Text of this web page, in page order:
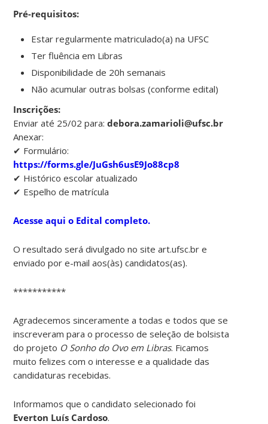
Pré-requisitos:
Estar regularmente matriculado(a) na UFSC
Ter fluência em Libras
Disponibilidade de 20h semanais
Não acumular outras bolsas (conforme edital)
Inscrições:
Enviar até 25/02 para:debora.zamarioli@ufsc.br
Anexar:
✔ Formulário:
https://forms.gle/JuGsh6usE9Jo88cp8
✔ Histórico escolar atualizado
✔ Espelho de matrícula
Acesse aqui o Edital completo.
O resultado será divulgado no site art.ufsc.br e
enviado por e-mail aos(às) candidatos(as).
***********
Agradecemos sinceramente a todas e todos que se
inscreveram para o processo de seleção de bolsista
do projeto O Sonho do Ovo em Libras. Ficamos
muito felizes com o interesse e a qualidade das
candidaturas recebidas.
Informamos que o candidato selecionado foi
Everton Luís Cardoso.